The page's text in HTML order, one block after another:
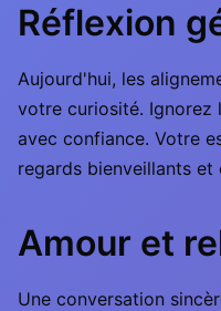
Réflexion
Aujourd'hui, les
votre curiosité. Ignorez
avec confiance. Votre
regards bienveillants
Amour et
Une conversation